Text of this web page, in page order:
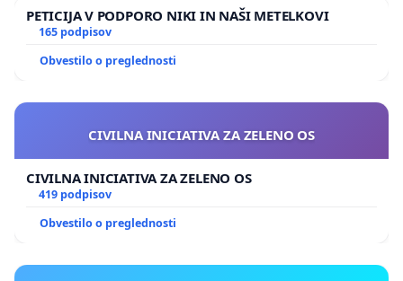
PETICIJA V PODPORO NIKI IN NAŠI METELKOVI
165 podpisov
Obvestilo o preglednosti
CIVILNA INICIATIVA ZA ZELENO OS
CIVILNA INICIATIVA ZA ZELENO OS
419 podpisov
Obvestilo o preglednosti